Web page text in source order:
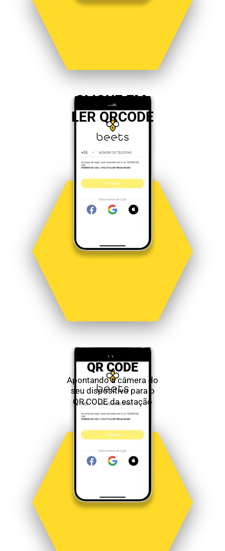
CLIQUE EM
LER QRCODE
ESCANEIE O
QR CODE
Apontando a câmera do
seu dispositivo para o
QR CODE da estação